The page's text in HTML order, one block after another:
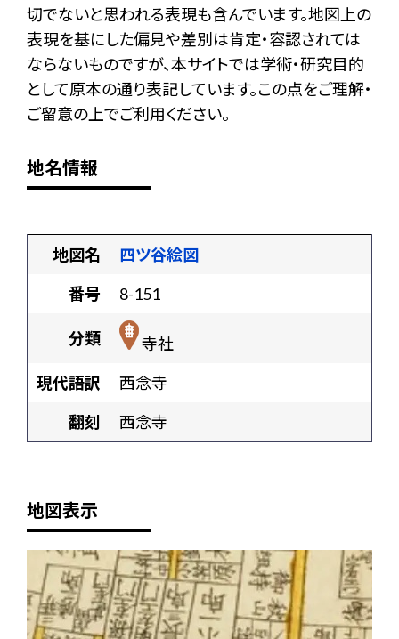
切でないと思われる表現も含んでいます。地図上の
表現を基にした偏見や差別は肯定・容認されては
ならないものですが、本サイトでは学術・研究目的
として原本の通り表記しています。この点をご理解・
ご留意の上でご利用ください。
地名情報
地図名
四ツ谷絵図
番号
8-151
分類
寺社
現代語訳
西念寺
翻刻
西念寺
地図表示
+
-